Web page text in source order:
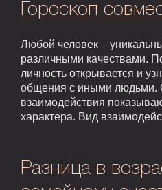
Гороскоп
Любой человек –
различными качествами.
личность открывается и
общения с иными людьми.
взаимодействия
характера. Вид
Разница в